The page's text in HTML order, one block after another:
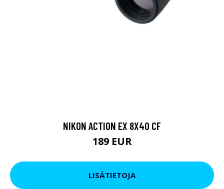
NIKON ACTION EX 8X40 CF
189 EUR
LISÄTIETOJA